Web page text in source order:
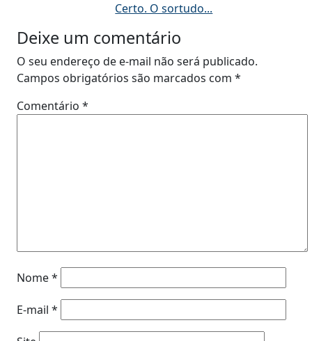
Certo. O sortudo...
Deixe um comentário
O seu endereço de e-mail não será publicado.
Campos obrigatórios são marcados com *
Comentário *
Nome*
E-mail *